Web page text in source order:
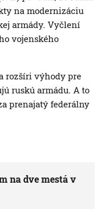
na modernizáciu
armády. Vyčlení
vojenského
rozšíri výhody pre
ruskú armádu. A to
prenajatý federálny
na dve mestá v